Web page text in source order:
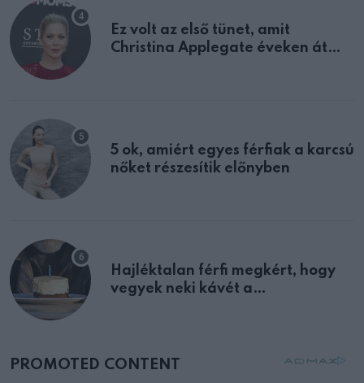
Ez volt az első tünet, amit
Christina Applegate éveken át
5 ok, amiért egyes férfiak a karcsú
nőket részesítik előnyben
Hajléktalan férfi megkért, hogy
vegyek neki kávét a